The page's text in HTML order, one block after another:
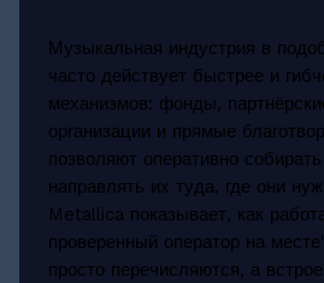
Музыкальная индустрия в
часто действует быстрее и
механизмов: фонды,
организации и прямые
позволяют оперативно
направлять их туда, где они
Metallica показывает, как
проверенный оператор на
просто перечисляются, а